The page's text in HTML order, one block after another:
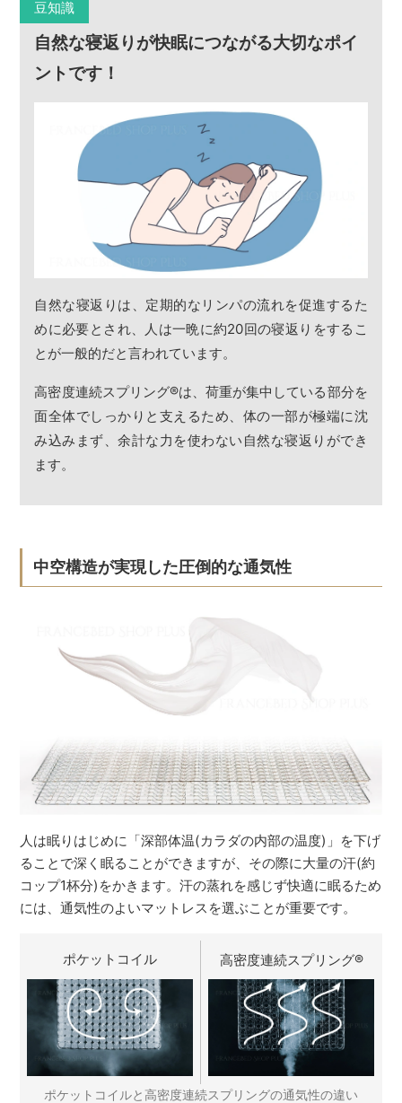
豆知識
自然な寝返りが快眠につながる大切なポイ
ントです！
自然な寝返りは、定期的なリンパの流れを促進するた
めに必要とされ、人は一晩に約20回の寝返りをするこ
とが一般的だと言われています。
高密度連続スプリング®は、荷重が集中している部分を
面全体でしっかりと支えるため、体の一部が極端に沈
み込みまず、余計な力を使わない自然な寝返りができ
ます。
中空構造が実現した圧倒的な通気性
人は眠りはじめに「深部体温(カラダの内部の温度)」を下げ
ることで深く眠ることができますが、その際に大量の汗(約
コップ1杯分)をかきます。汗の蒸れを感じず快適に眠るため
には、通気性のよいマットレスを選ぶことが重要です。
ポケットコイル 高密度連続スプリング®
ポケットコイルと高密度連続スプリングの通気性の違い